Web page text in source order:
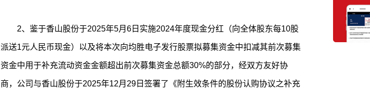
2、鉴于香山股份于2025年5月6日实施2024年度现金分红（向全体股东每10股
派送1元人民币现金）以及将本次向均胜电子发行股票拟募集资金中扣减其前次募集
资金中用于补充流动资金金额超出前次募集资金总额30%的部分，经双方友好协
商，公司与香山股份于2025年12月29日签署了《附生效条件的股份认购协议之补充